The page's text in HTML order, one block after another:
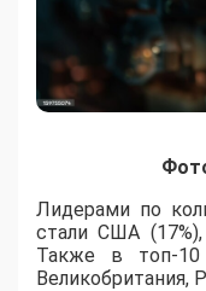
Лидерами по
стали США
Также в топ-
Великобритания,